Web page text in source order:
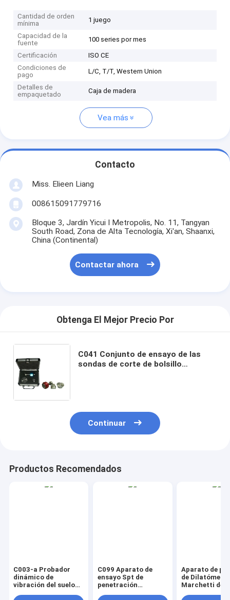
Cantidad de orden
mínima
1 juego
Capacidad de la
fuente
100 series por mes
Certificación
ISO CE
Condiciones de
pago
L/C, T/T, Western Union
Detalles de
empaquetado
Caja de madera
Vea más
Contacto
Miss. Elieen Liang
008615091779716
Bloque 3, Jardín Yicui I Metropolis, No. 11, Tangyan
South Road, Zona de Alta Tecnología, Xi'an, Shaanxi,
China (Continental)
Contactar ahora
Obtenga El Mejor Precio Por
C041 Conjunto de ensayo de las
sondas de corte de bolsillo
Continuar
Productos Recomendados
C003-a Probador
dinámico de
vibración del suelo
C099 Aparato de
ensayo Spt de
penetración
Aparato de
de
Marchetti de